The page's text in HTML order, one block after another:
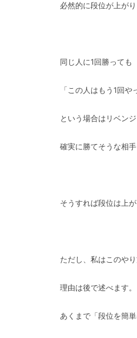
必然的に段位が上がり
同じ人に1回勝っても
「この人はもう1回や
という場合はリベン
確実に勝てそうな相手
そうすれば段位は上が
ただし、私はこのや
理由は後で述べます。
あくまで「段位を簡単